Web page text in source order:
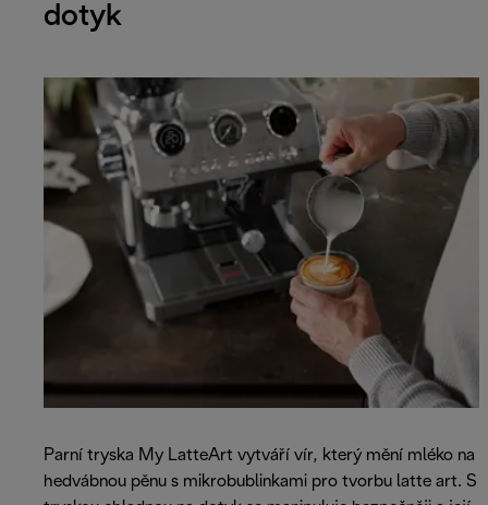
dotyk
Parní tryska My LatteArt vytváří vír, který mění mléko na
hedvábnou pěnu s mikrobublinkami pro tvorbu latte art. S